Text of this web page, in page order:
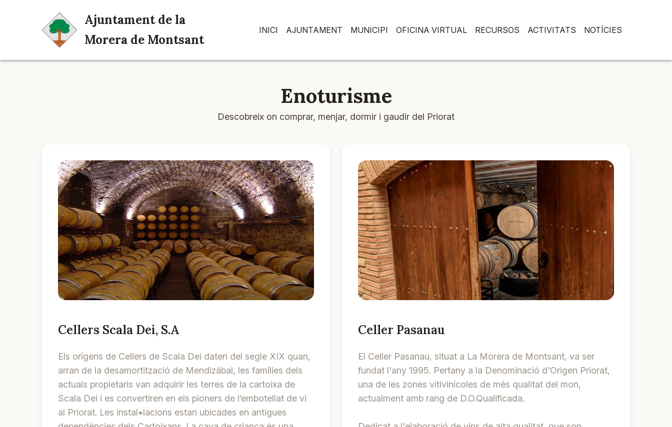
Ajuntament de la
Morera de Montsant
INICI AJUNTAMENT MUNICIPI OFICINA VIRTUAL RECURSOS ACTIVITATS NOTÍCIES
Enoturisme
Descobreix on comprar, menjar, dormir i gaudir del Priorat
Cellers Scala Dei, S.A
Els orígens de Cellers de Scala Dei daten del segle XIX quan,
arran de la desamortització de Mendizábal, les famílies dels
actuals propietaris van adquirir les terres de la cartoixa de
Scala Dei i es convertiren en els pioners de l’embotellat de vi
al Priorat. Les instal•lacions estan ubicades en antigues
Celler Pasanau
El Celler Pasanau, situat a La Morera de Montsant, va ser
fundat l'any 1995. Pertany a la Denominació d'Origen Priorat,
una de les zones vitivinícoles de més qualitat del mon,
actualment amb rang de D.O.Qualificada.